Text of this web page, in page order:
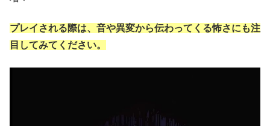
プレイされる際は、音や異変から伝わってくる怖さにも注
目してみてください。